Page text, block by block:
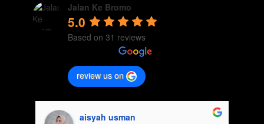
Jalan Ke Bromo
5.0
Based on 31 reviews
review us on
aisyah usman